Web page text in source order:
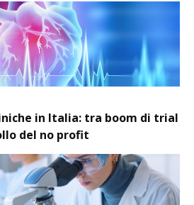
in Italia: tra boom di trial
del no profit